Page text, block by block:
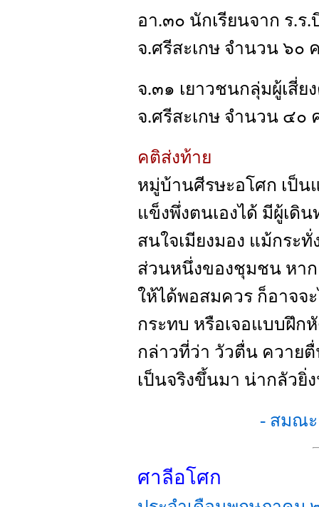
อา.๓๐ นักเรียนจาก ร.ร
จ.ศรีสะเกษ จำนวน ๖๐
จ.๓๑ เยาวชนกลุ่มผู้เสี่ย
จ.ศรีสะเกษ จำนวน ๔๐
คติส่งท้าย
หมู่บ้านศีรษะอโศก เป็
แข็งพึ่งตนเองได้ มีผู้เดิ
สนใจเมียงมอง แม้กระ
ส่วนหนึ่งของชุมชน หา
ให้ได้พอสมควร ก็อาจจ
กระทบ หรือเจอแบบฝึกหั
กล่าวที่ว่า วัวตื่น ควาย
เป็นจริงขึ้นมา น่ากลัวยิ่
- สมณ
ศาลีอโศก